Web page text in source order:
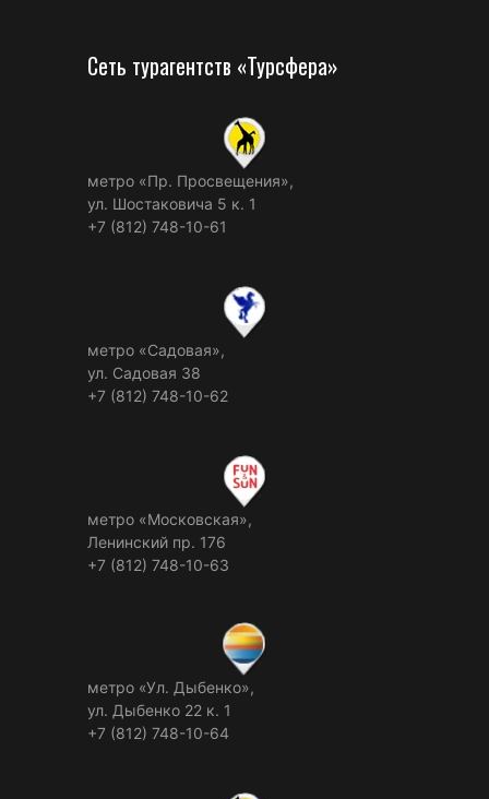
Сеть турагентств «Турсфера»
метро «Пр. Просвещения»,
ул. Шостаковича 5 к. 1
+7 (812) 748-10-61
метро «Садовая»,
ул. Садовая 38
+7 (812) 748-10-62
метро «Московская»,
Ленинский пр. 176
+7 (812) 748-10-63
метро «Ул. Дыбенко»,
ул. Дыбенко 22 к. 1
+7 (812) 748-10-64